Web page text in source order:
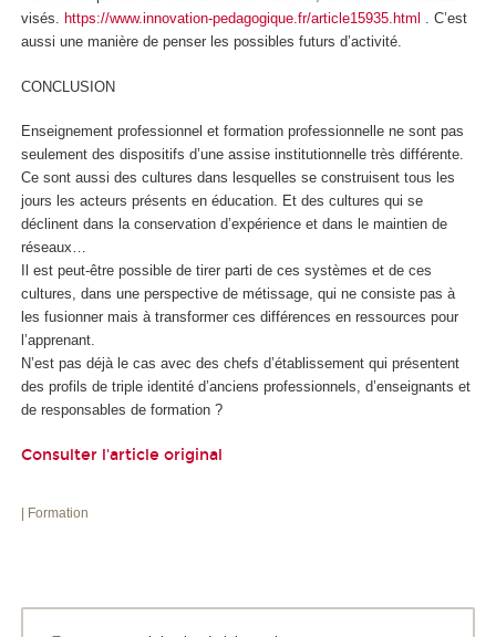
visés. https://www.innovation-pedagogique.fr/article15935.html . C’est
aussi une manière de penser les possibles futurs d’activité.
CONCLUSION
Enseignement professionnel et formation professionnelle ne sont pas
seulement des dispositifs d’une assise institutionnelle très différente.
Ce sont aussi des cultures dans lesquelles se construisent tous les
jours les acteurs présents en éducation. Et des cultures qui se
déclinent dans la conservation d’expérience et dans le maintien de
réseaux…
Il est peut-être possible de tirer parti de ces systèmes et de ces
cultures, dans une perspective de métissage, qui ne consiste pas à
les fusionner mais à transformer ces différences en ressources pour
l’apprenant.
N’est pas déjà le cas avec des chefs d’établissement qui présentent
des profils de triple identité d’anciens professionnels, d’enseignants et
de responsables de formation ?
Consulter l'article original
| Formation